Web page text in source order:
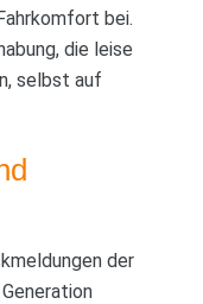
bei.
die leise
selbst auf
der